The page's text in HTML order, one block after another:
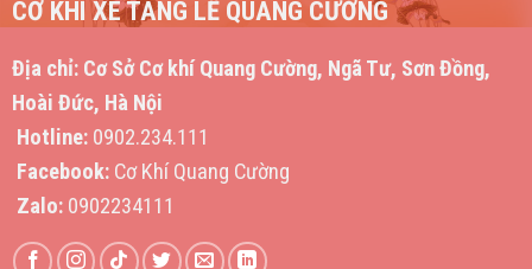
CƠ KHÍ XE TANG LỄ QUANG CƯỜNG
Địa chỉ:Cơ Sở Cơ khí Quang Cường, Ngã Tư, Sơn Đồng,
Hoài Đức, Hà Nội
Hotline:0902.234.111
Facebook:Cơ Khí Quang Cường
Zalo:0902234111